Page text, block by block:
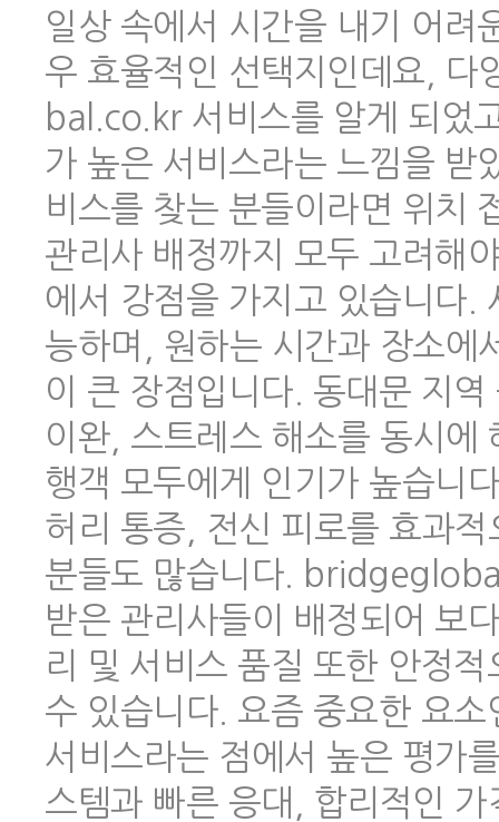
일상 속에서 시간을 내기 어려
우 효율적인 선택지인데요,
bal.co.kr 서비스를 알게 되었
가 높은 서비스라는 느낌을 받
비스를 찾는 분들이라면 위치
관리사 배정까지 모두 고려해
에서 강점을 가지고 있습니다.
능하며, 원하는 시간과 장소에
이 큰 장점입니다. 동대문 지
이완, 스트레스 해소를 동시에
행객 모두에게 인기가 높습니
허리 통증, 전신 피로를 효과
분들도 많습니다.
받은 관리사들이 배정되어 보
리 및 서비스 품질 또한 안정
수 있습니다. 요즘 중요한 요
서비스라는 점에서 높은 평가
스템과 빠른 응대, 합리적인